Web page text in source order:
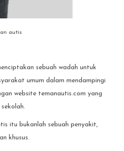
autis
sebuah wadah untuk
umum dalam mendampingi
website temanautis.com yang
itu bukanlah sebuah penyakit,
khusus.